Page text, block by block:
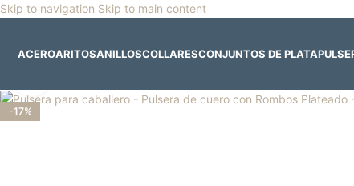
Skip to navigation Skip to main content
ACEROARITOSANILLOSCOLLARESCONJUNTOS DE PLATA
-17%